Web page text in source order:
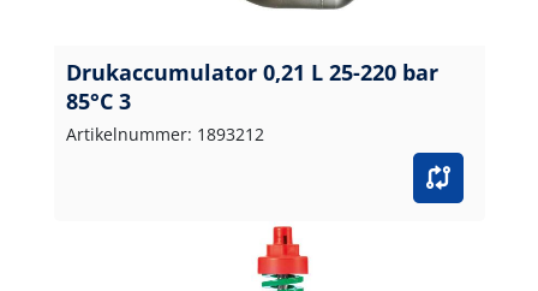
Drukaccumulator 0,21 L 25-220 bar
85°C 3
Artikelnummer: 1893212